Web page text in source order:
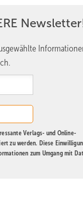
Verlags- und Online-
zu werden. Diese
zum Umgang mit